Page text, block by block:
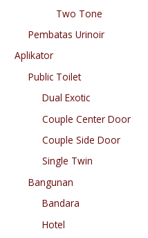
Two Tone
Pembatas Urinoir
Aplikator
Public Toilet
Dual Exotic
Couple Center Door
Couple Side Door
Single Twin
Bangunan
Bandara
Hotel